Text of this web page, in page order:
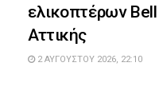
ελικοπτέρων
Αττικής
2 ΑΥΓΟΎΣΤΟΥ 2026, 22:10